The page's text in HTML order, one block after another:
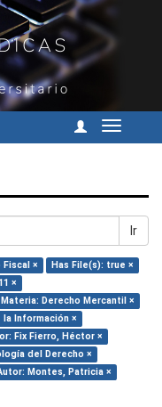
Cambiar
Ir
×
Has File(s): true ×
×
Materia: Derecho Mercantil ×
Información ×
Fix Fierro, Héctor ×
del Derecho ×
Montes, Patricia ×